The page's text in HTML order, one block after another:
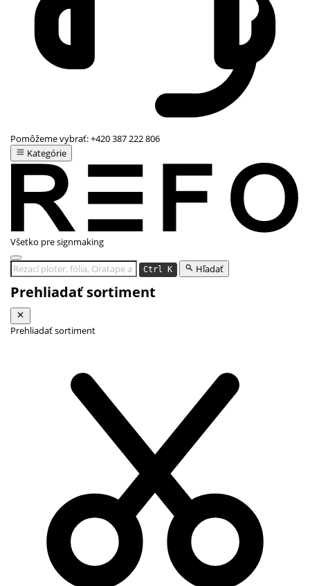
Pomôžeme vybrať:+420 387 222 806
Kategórie
Všetko pre signmaking
Ctrl K Hľadať
Prehliadať sortiment
Prehliadať sortiment